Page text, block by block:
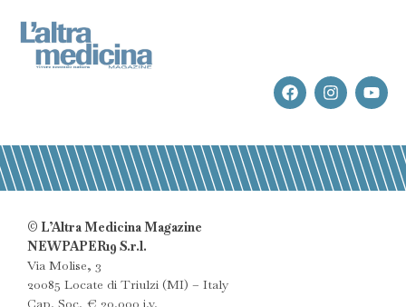
© L’Altra Medicina Magazine
NEWPAPER19 S.r.l.
Via Molise, 3
20085 Locate di Triulzi (MI) – Italy
Cap. Soc. € 20.000 i.v.